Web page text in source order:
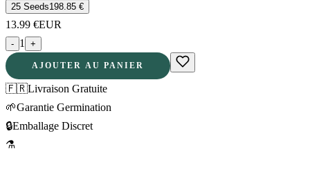
25 Seeds198.85 €
13.99 €EUR
- 1 +
AJOUTER AU PANIER
🇫🇷Livraison Gratuite
🌱Garantie Germination
🔒Emballage Discret
⚗